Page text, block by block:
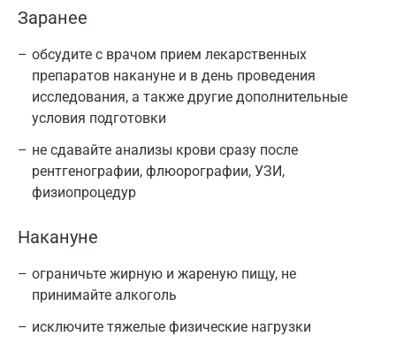
Заранее
обсудите с врачом прием лекарственных
препаратов накануне и в день проведения
исследования, а также другие дополнительные
условия подготовки
не сдавайте анализы крови сразу после
рентгенографии, флюорографии, УЗИ,
физиопроцедур
Накануне
ограничьте жирную и жареную пищу, не
принимайте алкоголь
исключите тяжелые физические нагрузки